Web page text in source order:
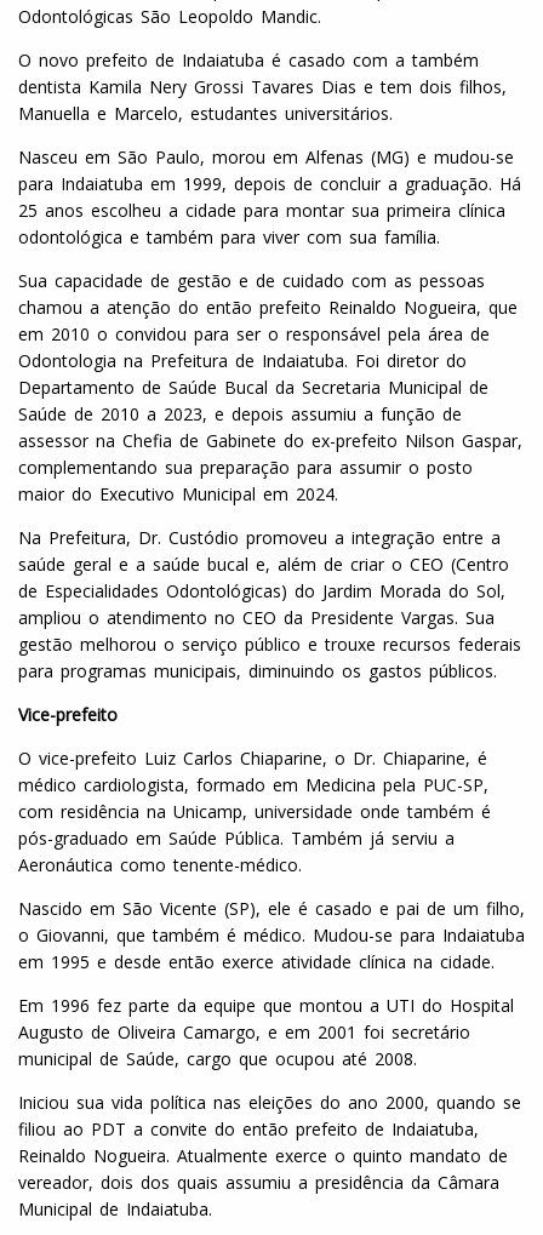
Odontológicas São Leopoldo Mandic.
O novo prefeito de Indaiatuba é casado com a também
dentista Kamila Nery Grossi Tavares Dias e tem dois filhos,
Manuella e Marcelo, estudantes universitários.
Nasceu em São Paulo, morou em Alfenas (MG) e mudou-se
para Indaiatuba em 1999, depois de concluir a graduação. Há
25 anos escolheu a cidade para montar sua primeira clínica
odontológica e também para viver com sua família.
Sua capacidade de gestão e de cuidado com as pessoas
chamou a atenção do então prefeito Reinaldo Nogueira, que
em 2010 o convidou para ser o responsável pela área de
Odontologia na Prefeitura de Indaiatuba. Foi diretor do
Departamento de Saúde Bucal da Secretaria Municipal de
Saúde de 2010 a 2023, e depois assumiu a função de
assessor na Chefia de Gabinete do ex-prefeito Nilson Gaspar,
complementando sua preparação para assumir o posto
maior do Executivo Municipal em 2024.
Na Prefeitura, Dr. Custódio promoveu a integração entre a
saúde geral e a saúde bucal e, além de criar o CEO (Centro
de Especialidades Odontológicas) do Jardim Morada do Sol,
ampliou o atendimento no CEO da Presidente Vargas. Sua
gestão melhorou o serviço público e trouxe recursos federais
para programas municipais, diminuindo os gastos públicos.
Vice-prefeito
O vice-prefeito Luiz Carlos Chiaparine, o Dr. Chiaparine, é
médico cardiologista, formado em Medicina pela PUC-SP,
com residência na Unicamp, universidade onde também é
pós-graduado em Saúde Pública. Também já serviu a
Aeronáutica como tenente-médico.
Nascido em São Vicente (SP), ele é casado e pai de um filho,
o Giovanni, que também é médico. Mudou-se para Indaiatuba
em 1995 e desde então exerce atividade clínica na cidade.
Em 1996 fez parte da equipe que montou a UTI do Hospital
Augusto de Oliveira Camargo, e em 2001 foi secretário
municipal de Saúde, cargo que ocupou até 2008.
Iniciou sua vida política nas eleições do ano 2000, quando se
filiou ao PDT a convite do então prefeito de Indaiatuba,
Reinaldo Nogueira. Atualmente exerce o quinto mandato de
vereador, dois dos quais assumiu a presidência da Câmara
Municipal de Indaiatuba.